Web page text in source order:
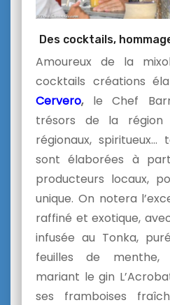
Des cocktails,
Amoureux de la
cocktails créations
Cervero,le Chef
trésors de la région
régionaux,
sont élaborées à
producteurs locaux,
unique. On notera
raffiné et exotique,
infusée au Tonka,
feuilles de menthe,
mariant le gin
ses framboises